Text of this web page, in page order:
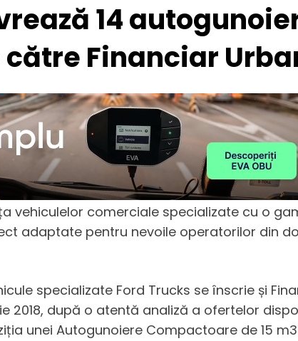
14
Financiar
vehiculelor comerciale specializate cu o
adaptate pentru nevoile operatorilor din
specializate Ford Trucks se înscrie și
2018, după o atentă analiză a ofertelor
unei Autogunoiere Compactoare de 15 m3